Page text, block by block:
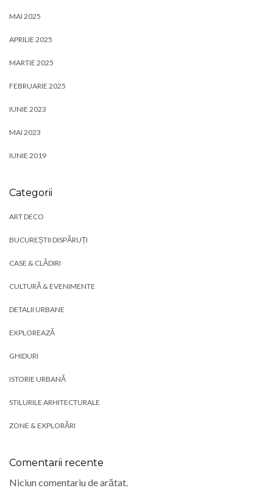
MAI 2025
APRILIE 2025
MARTIE 2025
FEBRUARIE 2025
IUNIE 2023
MAI 2023
IUNIE 2019
Categorii
ART DECO
BUCUREȘTII DISPĂRUȚI
CASE & CLĂDIRI
CULTURĂ & EVENIMENTE
DETALII URBANE
EXPLOREAZĂ
GHIDURI
ISTORIE URBANĂ
STILURILE ARHITECTURALE
ZONE & EXPLORĂRI
Comentarii recente
Niciun comentariu de arătat.